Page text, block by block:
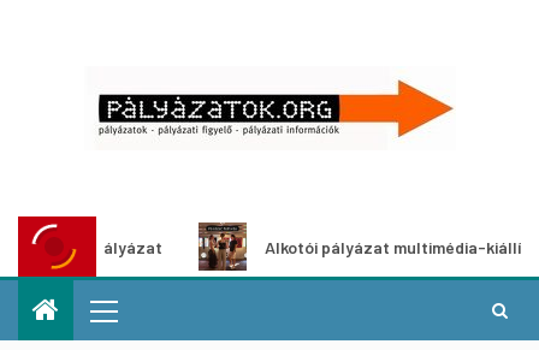
Alkotói pályázat multimédia-kiállításhoz